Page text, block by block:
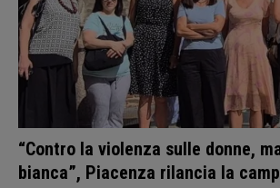
“Contro la violenza sulle donne,
bianca”, Piacenza rilancia la